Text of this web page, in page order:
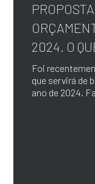
2024. O
Foi
que servirá de
ano de 2024.